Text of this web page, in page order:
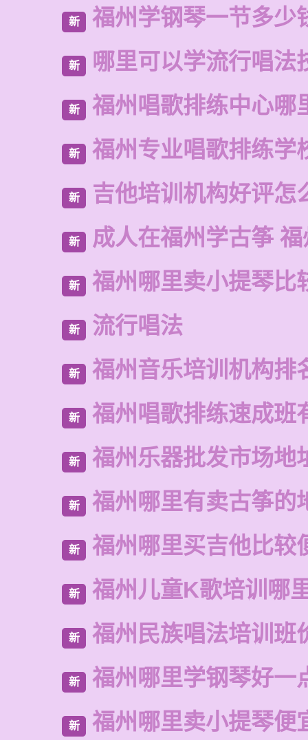
新 福州学钢琴一节多少
新 哪里可以学流行唱法
新 福州唱歌排练中心哪
新 福州专业唱歌排练学
新 吉他培训机构好评怎
新 成人在福州学古筝
新 福州哪里卖小提琴比
新 流行唱法
新 福州音乐培训机构排
新 福州唱歌排练速成班
新 福州乐器批发市场地
新 福州哪里有卖古筝的
新 福州哪里买吉他比较
新 福州儿童K歌培训哪
新 福州民族唱法培训班
新 福州哪里学钢琴好一
新 福州哪里卖小提琴便